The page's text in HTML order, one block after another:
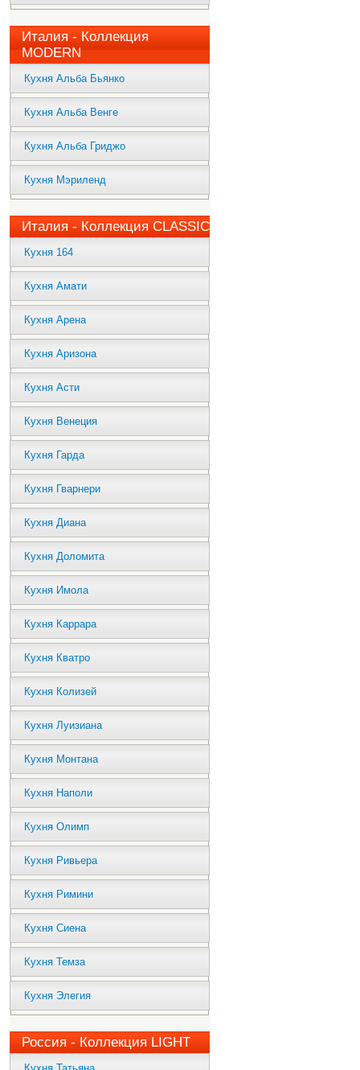
Италия - Коллекция
MODERN
Кухня Альба Бьянко
Кухня Альба Венге
Кухня Альба Гриджо
Кухня Мэриленд
Италия - Коллекция CLASSIC
Кухня 164
Кухня Амати
Кухня Арена
Кухня Аризона
Кухня Асти
Кухня Венеция
Кухня Гарда
Кухня Гварнери
Кухня Диана
Кухня Доломита
Кухня Имола
Кухня Каррара
Кухня Кватро
Кухня Колизей
Кухня Луизиана
Кухня Монтана
Кухня Наполи
Кухня Олимп
Кухня Ривьера
Кухня Римини
Кухня Сиена
Кухня Темза
Кухня Элегия
Россия - Коллекция LIGHT